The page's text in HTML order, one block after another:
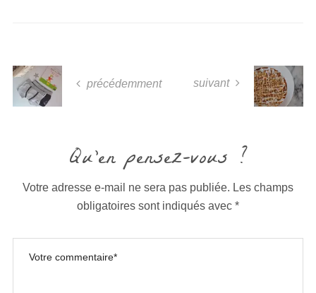
précédemment suivant
Qu'en pensez-vous ?
Votre adresse e-mail ne sera pas publiée. Les champs
obligatoires sont indiqués avec *